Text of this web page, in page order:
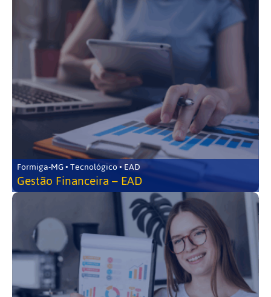
Formiga-MG • Tecnológico • EAD
Gestão Financeira – EAD